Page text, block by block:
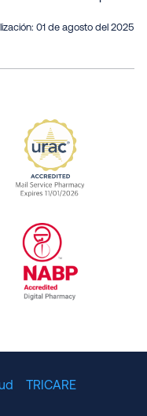
01 de agosto del 2025
Benefit
URAC
TRICARE